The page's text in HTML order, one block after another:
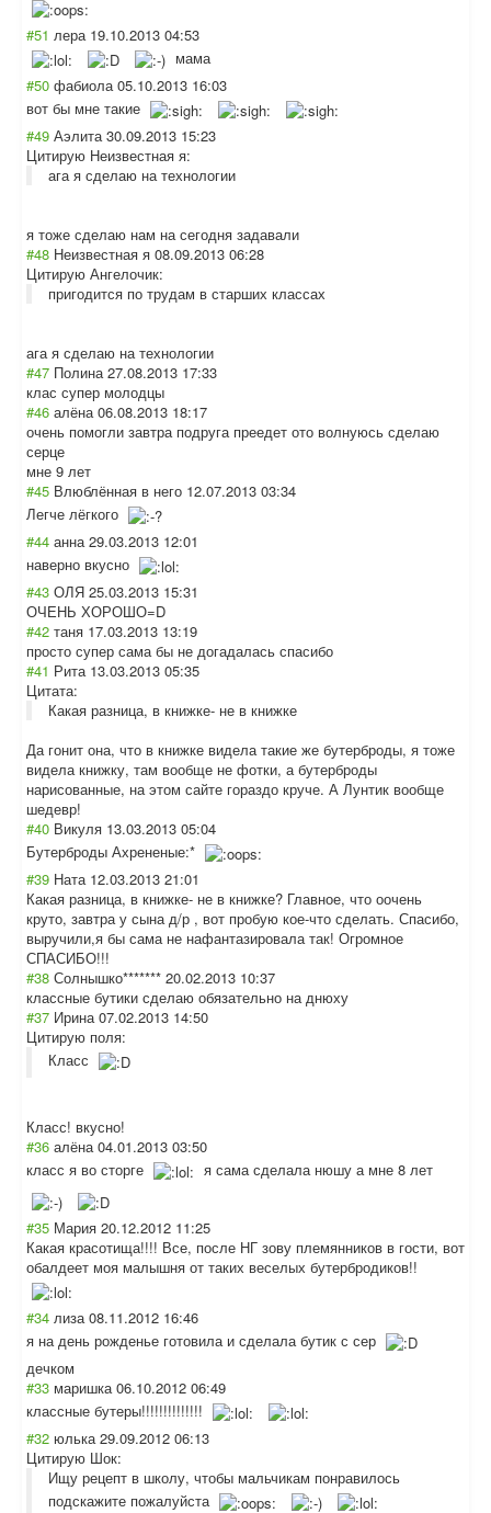
#51 лера 19.10.2013 04:53
мама
#50 фабиола 05.10.2013 16:03
вот бы мне такие
#49 Аэлита 30.09.2013 15:23
Цитирую Неизвестная я:
ага я сделаю на технологии
я тоже сделаю нам на сегодня задавали
#48 Неизвестная я 08.09.2013 06:28
Цитирую Ангелочик:
пригодится по трудам в старших классах
ага я сделаю на технологии
#47 Полина 27.08.2013 17:33
клас супер молодцы
#46 алёна 06.08.2013 18:17
очень помогли завтра подруга преедет ото волнуюсь сделаю
серце
мне 9 лет
#45 Влюблённая в него 12.07.2013 03:34
Легче лёгкого
#44 анна 29.03.2013 12:01
наверно вкусно
#43 ОЛЯ 25.03.2013 15:31
ОЧЕНЬ ХОРОШО=D
#42 таня 17.03.2013 13:19
просто супер сама бы не догадалась спасибо
#41 Рита 13.03.2013 05:35
Цитата:
Какая разница, в книжке- не в книжке
Да гонит она, что в книжке видела такие же бутерброды, я тоже
видела книжку, там вообще не фотки, а бутерброды
нарисованные, на этом сайте гораздо круче. А Лунтик вообще
шедевр!
#40 Викуля 13.03.2013 05:04
Бутерброды Ахрененые:*
#39 Ната 12.03.2013 21:01
Какая разница, в книжке- не в книжке? Главное, что оочень
круто, завтра у сына д/р , вот пробую кое-что сделать. Спасибо,
выручили,я бы сама не нафантазировала так! Огромное
СПАСИБО!!!
#38 Солнышко******* 20.02.2013 10:37
классные бутики сделаю обязательно на днюху
#37 Ирина 07.02.2013 14:50
Цитирую поля:
Класс
Класс! вкусно!
#36 алёна 04.01.2013 03:50
класс я во сторге
я сама сделала нюшу а мне 8 лет
#35 Мария 20.12.2012 11:25
Какая красотища!!!! Все, после НГ зову племянников в гости, вот
обалдеет моя малышня от таких веселых бутербродиков!!
#34 лиза 08.11.2012 16:46
я на день рожденье готовила и сделала бутик с сер
дечком
#33 маришка 06.10.2012 06:49
классные бутеры!!!!!!!!!!!!!!
#32 юлька 29.09.2012 06:13
Цитирую Шок:
Ищу рецепт в школу, чтобы мальчикам понравилось
подскажите пожалуйста